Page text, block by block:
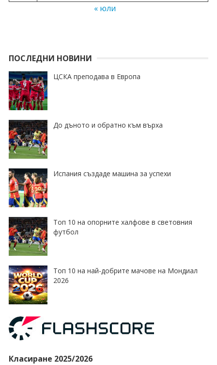
« юли
ПОСЛЕДНИ НОВИНИ
ЦСКА преподава в Европа
До дъното и обратно към върха
Испания създаде машина за успехи
Топ 10 на опорните халфове в световния
футбол
Топ 10 на най-добрите мачове на Мондиал
2026
Класиране 2025/2026